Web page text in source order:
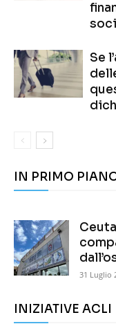
Se
IN PRIMO
31 Luglio
INIZIATIVE ACLI